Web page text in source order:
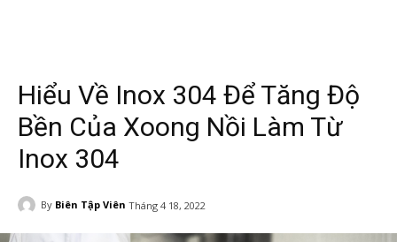
Hiểu Về Inox 304 Để Tăng Độ
Bền Của Xoong Nồi Làm Từ
Inox 304
By Biên Tập Viên Tháng 4 18, 2022